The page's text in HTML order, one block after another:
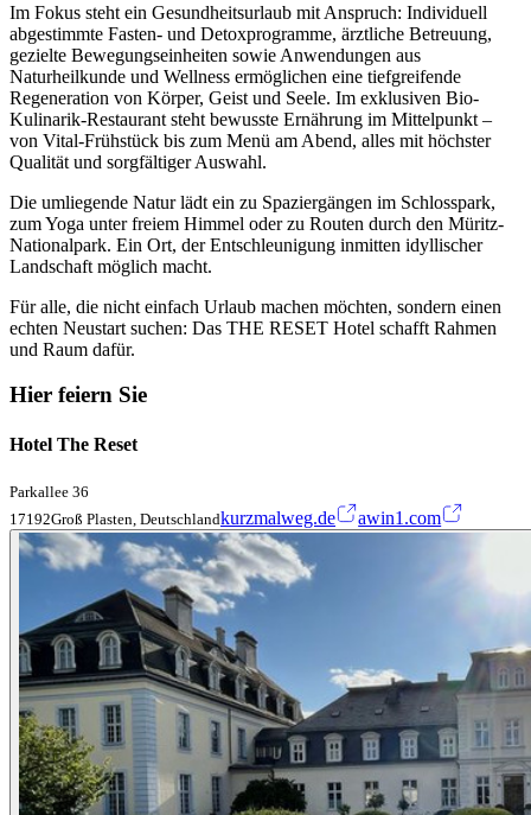
Im Fokus steht ein Gesundheitsurlaub mit Anspruch: Individuell
abgestimmte Fasten- und Detoxprogramme, ärztliche Betreuung,
gezielte Bewegungseinheiten sowie Anwendungen aus
Naturheilkunde und Wellness ermöglichen eine tiefgreifende
Regeneration von Körper, Geist und Seele. Im exklusiven Bio-
Kulinarik-Restaurant steht bewusste Ernährung im Mittelpunkt –
von Vital-Frühstück bis zum Menü am Abend, alles mit höchster
Qualität und sorgfältiger Auswahl.
Die umliegende Natur lädt ein zu Spaziergängen im Schlosspark,
zum Yoga unter freiem Himmel oder zu Routen durch den Müritz-
Nationalpark. Ein Ort, der Entschleunigung inmitten idyllischer
Landschaft möglich macht.
Für alle, die nicht einfach Urlaub machen möchten, sondern einen
echten Neustart suchen: Das THE RESET Hotel schafft Rahmen
und Raum dafür.
Hier feiern Sie
Hotel The Reset
Parkallee 36
17192Groß Plasten, Deutschlandkurzmalweg.de awin1.com